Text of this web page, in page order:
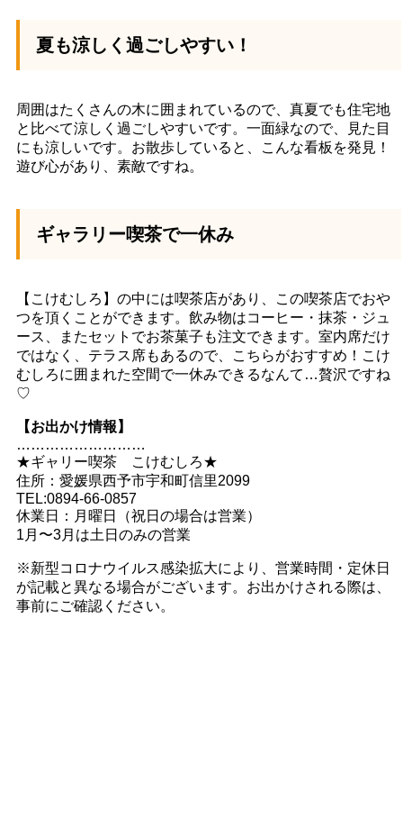
夏も涼しく過ごしやすい！
周囲はたくさんの木に囲まれているので、真夏でも住宅地
と比べて涼しく過ごしやすいです。一面緑なので、見た目
にも涼しいです。お散歩していると、こんな看板を発見！
遊び心があり、素敵ですね。
ギャラリー喫茶で一休み
【こけむしろ】の中には喫茶店があり、この喫茶店でおや
つを頂くことができます。飲み物はコーヒー・抹茶・ジュ
ース、またセットでお茶菓子も注文できます。室内席だけ
ではなく、テラス席もあるので、こちらがおすすめ！こけ
むしろに囲まれた空間で一休みできるなんて…贅沢ですね
♡
【お出かけ情報】
………………………
★ギャリー喫茶 こけむしろ★
住所：愛媛県西予市宇和町信里2099
TEL:0894-66-0857
休業日：月曜日（祝日の場合は営業）
1月〜3月は土日のみの営業
※新型コロナウイルス感染拡大により、営業時間・定休日
が記載と異なる場合がございます。お出かけされる際は、
事前にご確認ください。